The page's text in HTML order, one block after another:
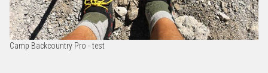
Camp Backcountry Pro - test